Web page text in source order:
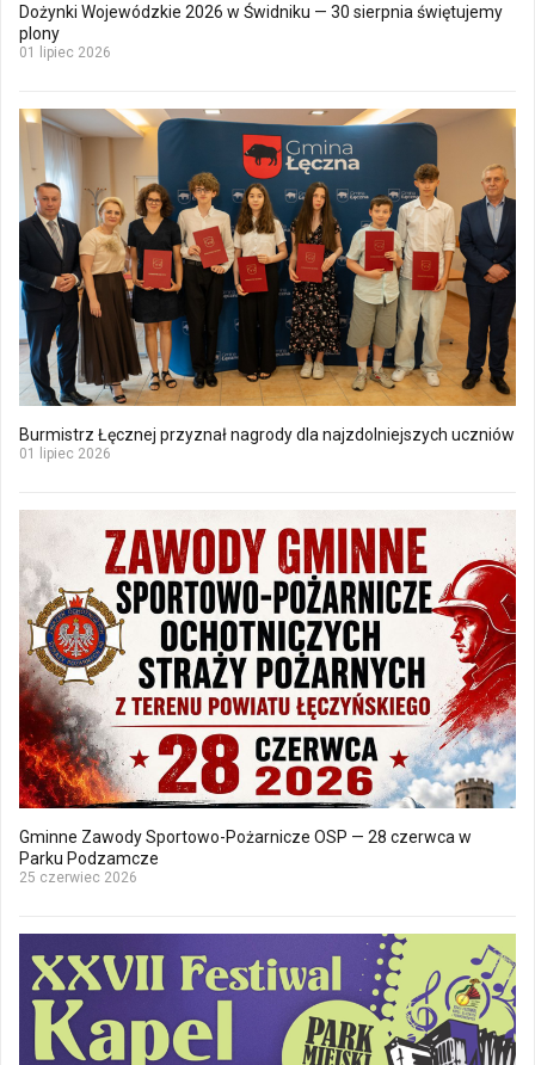
Dożynki Wojewódzkie 2026 w Świdniku — 30 sierpnia świętujemy
plony
01 lipiec 2026
Burmistrz Łęcznej przyznał nagrody dla najzdolniejszych uczniów
01 lipiec 2026
Gminne Zawody Sportowo-Pożarnicze OSP — 28 czerwca w
Parku Podzamcze
25 czerwiec 2026